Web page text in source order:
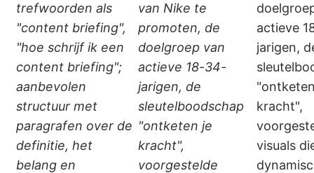
trefwoorden als
"content briefing",
"hoe schrijf ik een
content briefing";
aanbevolen
structuur met
paragrafen over de
definitie, het
belang en
van Nike te
promoten, de
doelgroep van
actieve 18-34-
jarigen, de
sleutelboodschap
"ontketen je
kracht",
voorgestelde
actieve
jarigen,
kracht",
visuals